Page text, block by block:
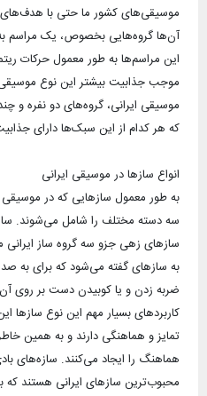
موسیقی‌های کشور ما حتی با هدف‌های
آن‌ها گروه‌هایی بخصوص، یک مراسم به
این مراسم‌ها به طور معمول حرکات
موجب جذابیت بیشتر این نوع
موسیقی ایرانی، گروه‌های دو نفره و
به طور معمول سازهایی که در موسیقی
سه دسته مختلف را شامل می‌شوند.
سازهای زهی جزو سه گروه ساز
به سازهای گفته می‌شود که برای به صدا
ضربه زدن و یا کوبیدن دست بر روی
کاربردهای بسیار مهم این نوع سازها
تمایز و هماهنگی دارند و به همین
هماهنگ را ایجاد می‌کنند. سازه‌های
محبوب‌ترین سازهای ایرانی هستند که